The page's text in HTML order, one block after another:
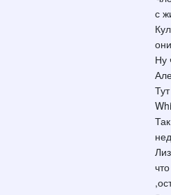
с
Ну